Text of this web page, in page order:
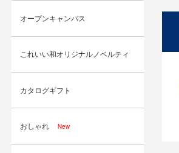
オープンキャンパス
これいい和オリジナルノベルティ
カタログギフト
おしゃれ New